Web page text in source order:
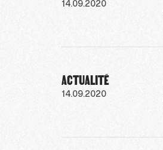
14.09.2020
ACTUALITÉ
14.09.2020